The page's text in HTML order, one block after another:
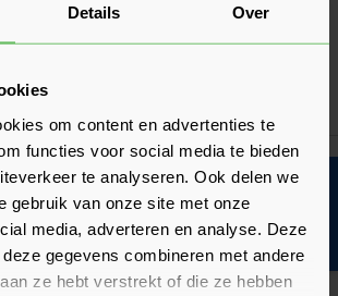
Details Over
om content en advertenties te
functies voor social media te bieden
te analyseren. Ook delen we
gebruik van onze site met onze
media, adverteren en analyse. Deze
gegevens combineren met andere
ze hebt verstrekt of die ze hebben
125,09
van andere klanten met dit
helpt je om een goed beeld te krijgen
het gebruiksgemak.
met dit product? Laat dan vooral een